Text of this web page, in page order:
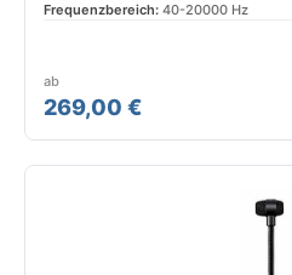
Frequenzbereich: 40-20000 Hz
ab
269,00 €